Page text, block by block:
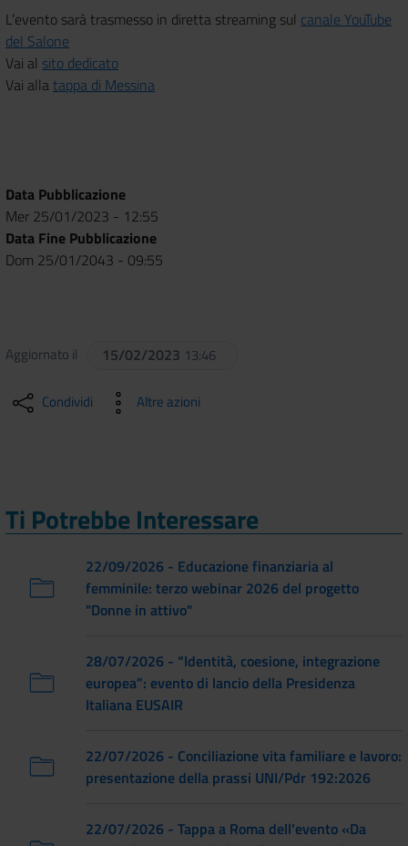
L’evento sarà trasmesso in diretta streaming sul canale YouTube
del Salone
Vai al sito dedicato
Vai allatappa di Messina
Data Pubblicazione
Mer 25/01/2023 - 12:55
Data Fine Pubblicazione
Dom 25/01/2043 - 09:55
Aggiornato il 15/02/2023 13:46
Condividi Altre azioni
Ti Potrebbe Interessare
22/09/2026 - Educazione finanziaria al
femminile: terzo webinar 2026 del progetto
"Donne in attivo"
28/07/2026 - “Identità, coesione, integrazione
europea”: evento di lancio della Presidenza
Italiana EUSAIR
22/07/2026 - Conciliazione vita familiare e lavoro:
presentazione della prassi UNI/Pdr 192:2026
22/07/2026 - Tappa a Roma dell'evento «Da